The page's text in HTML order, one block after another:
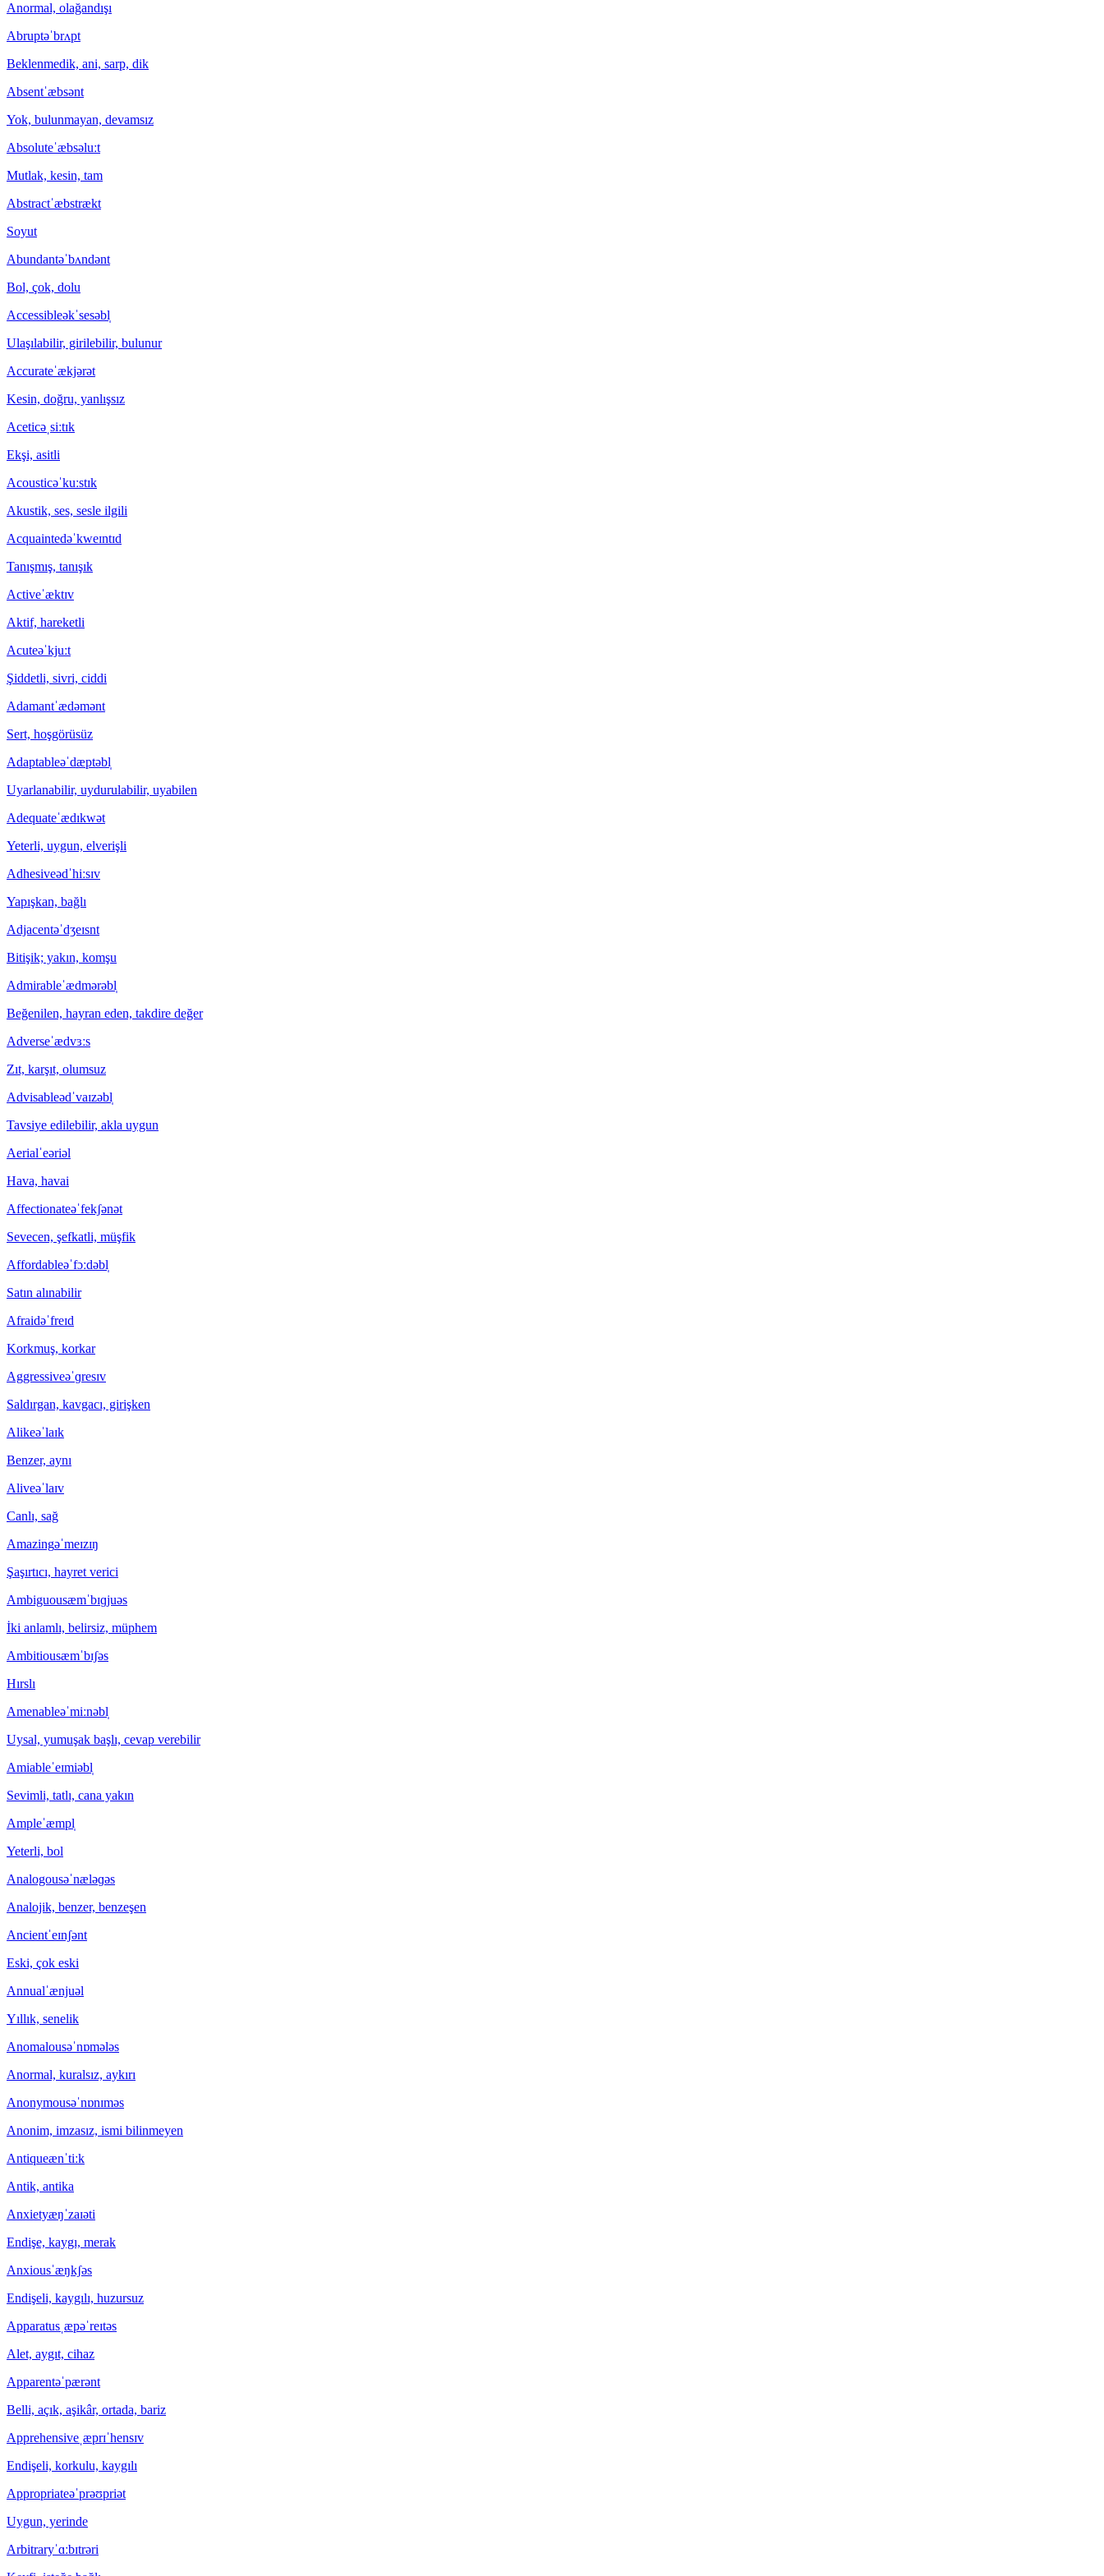
Anormal, olağandışı
Abruptəˈbrʌpt
Beklenmedik, ani, sarp, dik
Absentˈæbsənt
Yok, bulunmayan, devamsız
Absoluteˈæbsəluːt
Mutlak, kesin, tam
Abstractˈæbstrækt
Soyut
Abundantəˈbʌndənt
Bol, çok, dolu
Accessibleəkˈsesəbl̩
Ulaşılabilir, girilebilir, bulunur
Accurateˈækjərət
Kesin, doğru, yanlışsız
Aceticəˌsiːtɪk
Ekşi, asitli
Acousticəˈkuːstɪk
Akustik, ses, sesle ilgili
Acquaintedəˈkweɪntɪd
Tanışmış, tanışık
Activeˈæktɪv
Aktif, hareketli
Acuteəˈkjuːt
Şiddetli, sivri, ciddi
Adamantˈædəmənt
Sert, hoşgörüsüz
Adaptableəˈdæptəbl̩
Uyarlanabilir, uydurulabilir, uyabilen
Adequateˈædɪkwət
Yeterli, uygun, elverişli
Adhesiveədˈhiːsɪv
Yapışkan, bağlı
Adjacentəˈdʒeɪsnt
Bitişik; yakın, komşu
Admirableˈædmərəbl̩
Beğenilen, hayran eden, takdire değer
Adverseˈædvɜːs
Zıt, karşıt, olumsuz
Advisableədˈvaɪzəbl̩
Tavsiye edilebilir, akla uygun
Aerialˈeəriəl
Hava, havai
Affectionateəˈfekʃənət
Sevecen, şefkatli, müşfik
Affordableəˈfɔːdəbl̩
Satın alınabilir
Afraidəˈfreɪd
Korkmuş, korkar
Aggressiveəˈɡresɪv
Saldırgan, kavgacı, girişken
Alikeəˈlaɪk
Benzer, aynı
Aliveəˈlaɪv
Canlı, sağ
Amazingəˈmeɪzɪŋ
Şaşırtıcı, hayret verici
Ambiguousæmˈbɪɡjuəs
İki anlamlı, belirsiz, müphem
Ambitiousæmˈbɪʃəs
Hırslı
Amenableəˈmiːnəbl̩
Uysal, yumuşak başlı, cevap verebilir
Amiableˈeɪmiəbl̩
Sevimli, tatlı, cana yakın
Ampleˈæmpl̩
Yeterli, bol
Analogousəˈnæləɡəs
Analojik, benzer, benzeşen
Ancientˈeɪnʃənt
Eski, çok eski
Annualˈænjuəl
Yıllık, senelik
Anomalousəˈnɒmələs
Anormal, kuralsız, aykırı
Anonymousəˈnɒnɪməs
Anonim, imzasız, ismi bilinmeyen
Antiqueænˈtiːk
Antik, antika
Anxietyæŋˈzaɪəti
Endişe, kaygı, merak
Anxiousˈæŋkʃəs
Endişeli, kaygılı, huzursuz
Apparatus ˌæpəˈreɪtəs
Alet, aygıt, cihaz
Apparentəˈpærənt
Belli, açık, aşikâr, ortada, bariz
Apprehensive ˌæprɪˈhensɪv
Endişeli, korkulu, kaygılı
Appropriateəˈprəʊpriət
Uygun, yerinde
Arbitraryˈɑːbɪtrəri